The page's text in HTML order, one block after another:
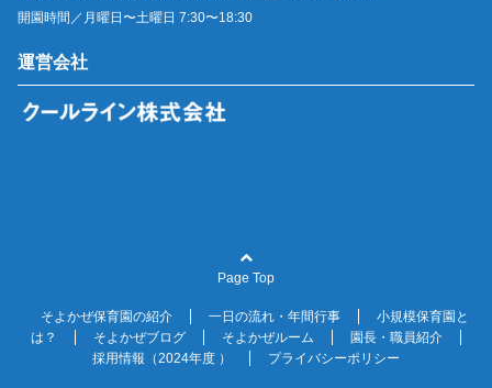
開園時間／月曜日〜土曜日 7:30〜18:30
運営会社
Page Top
そよかぜ保育園の紹介 一日の流れ・年間行事
小規模保育園と
は？
そよかぜブログ そよかぜルーム
園長・職員紹介
採用情報（2024年度 ）
プライバシーポリシー